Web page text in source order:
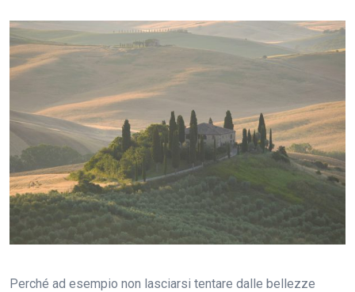
Perché ad esempio non lasciarsi tentare dalle bellezze